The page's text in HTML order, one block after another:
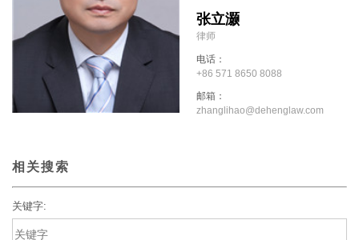
张立灏
律师
电话：
+86 571 8650 8088
邮箱：
zhanglihao@dehenglaw.com
相关搜索
关键字: